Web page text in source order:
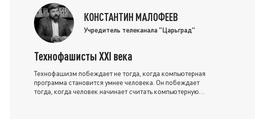
КОНСТАНТИН МАЛОФЕЕВ
Учредитель телеканала "Царьград"
Технофашисты XXI века
Технофашизм побеждает не тогда, когда компьютерная
программа становится умнее человека. Он побеждает
тогда, когда человек начинает считать компьютерную